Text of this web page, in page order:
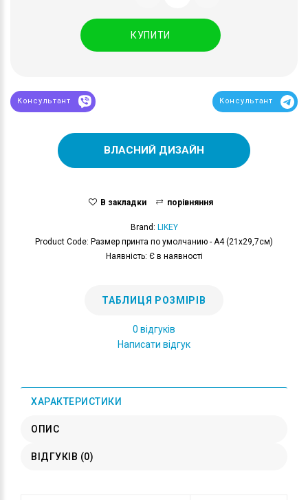
КУПИТИ
Консультант Консультант
ВЛАСНИЙ ДИЗАЙН
В закладки порівняння
Brand: LIKEY
Product Code: Размер принта по умолчанию - А4 (21x29,7см)
Наявність: Є в наявності
ТАБЛИЦЯ РОЗМІРІВ
0 відгуків
Написати відгук
ХАРАКТЕРИСТИКИ
ОПИС
ВІДГУКІВ (0)